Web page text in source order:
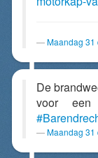
Maandag 31
De
voor een
Maandag 31